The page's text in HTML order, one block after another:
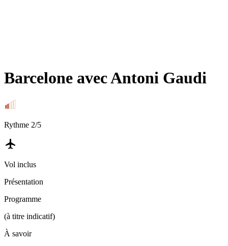
Barcelone avec Antoni Gaudi
Rythme 2/5
Vol inclus
Présentation
Programme
(à titre indicatif)
À savoir